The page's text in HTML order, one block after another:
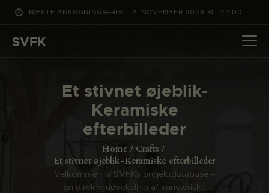
NÆSTE ANSØGNINGSFRIST: 2. NOVEMBER 2026 KL. 24:00
SVFK
Et stivnet øjeblik-
Keramiske
efterbilleder
Home
Crafts
Et stivnet øjeblik-Keramiske efterbilleder
Velkommen til SVFKs projektdatabase –
en direkte udveksling af kunsteriske
DET SKER
PROJEKTER
CHANNEL
OM SVFK
ENGLISH